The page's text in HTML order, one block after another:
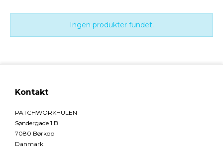
Ingen produkter fundet.
Kontakt
PATCHWORKHULEN
Søndergade 1 B
7080 Børkop
Danmark